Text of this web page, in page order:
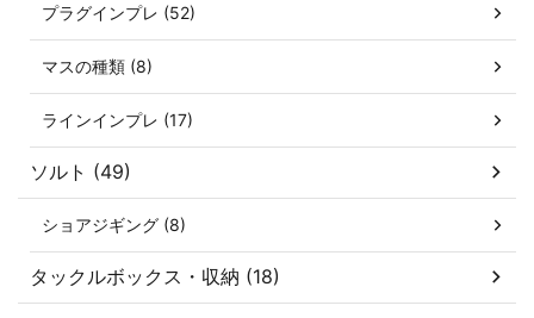
プラグインプレ (52)
マスの種類 (8)
ラインインプレ (17)
ソルト (49)
ショアジギング (8)
タックルボックス・収納 (18)